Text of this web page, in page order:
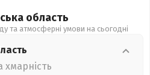
область
та атмосферні умови на сьогодні
хмарність